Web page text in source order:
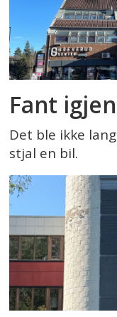
Fant
Det ble ikke
stjal en bil.